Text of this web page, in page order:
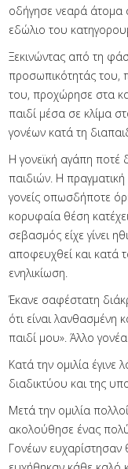
οδήγησε νεαρά άτομα
εδώλιο του
Ξεκινώντας από τη
προσωπικότητάς του,
του, προχώρησε στα
παιδί μέσα σε κλίμα
γονέων κατά τη
Η γονεϊκή αγάπη ποτέ
παιδιών. Η
γονείς οπωσδήποτε
κορυφαία θέση
σεβασμός είχε γίνει
αποφευχθεί και κατά
ενηλικίωση.
Έκανε σαφέστατη
ότι είναι λανθασμένη
παιδί μου». Άλλο
Κατά την ομιλία
διαδικτύου και της
Μετά την ομιλία
ακολούθησε ένας
Γονέων ευχαρίστησαν